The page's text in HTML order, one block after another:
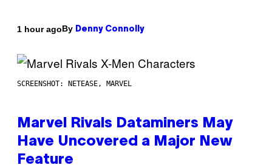
1 hour agoBy Denny Connolly
SCREENSHOT: NETEASE, MARVEL
Marvel Rivals Dataminers May
Have Uncovered a Major New
Feature